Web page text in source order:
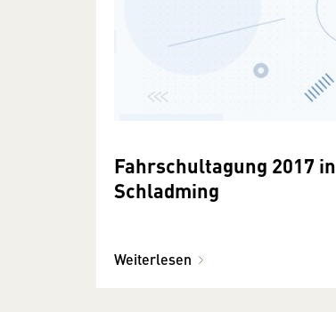
Fahrschultagung 2017 in
Schladming
Weiterlesen